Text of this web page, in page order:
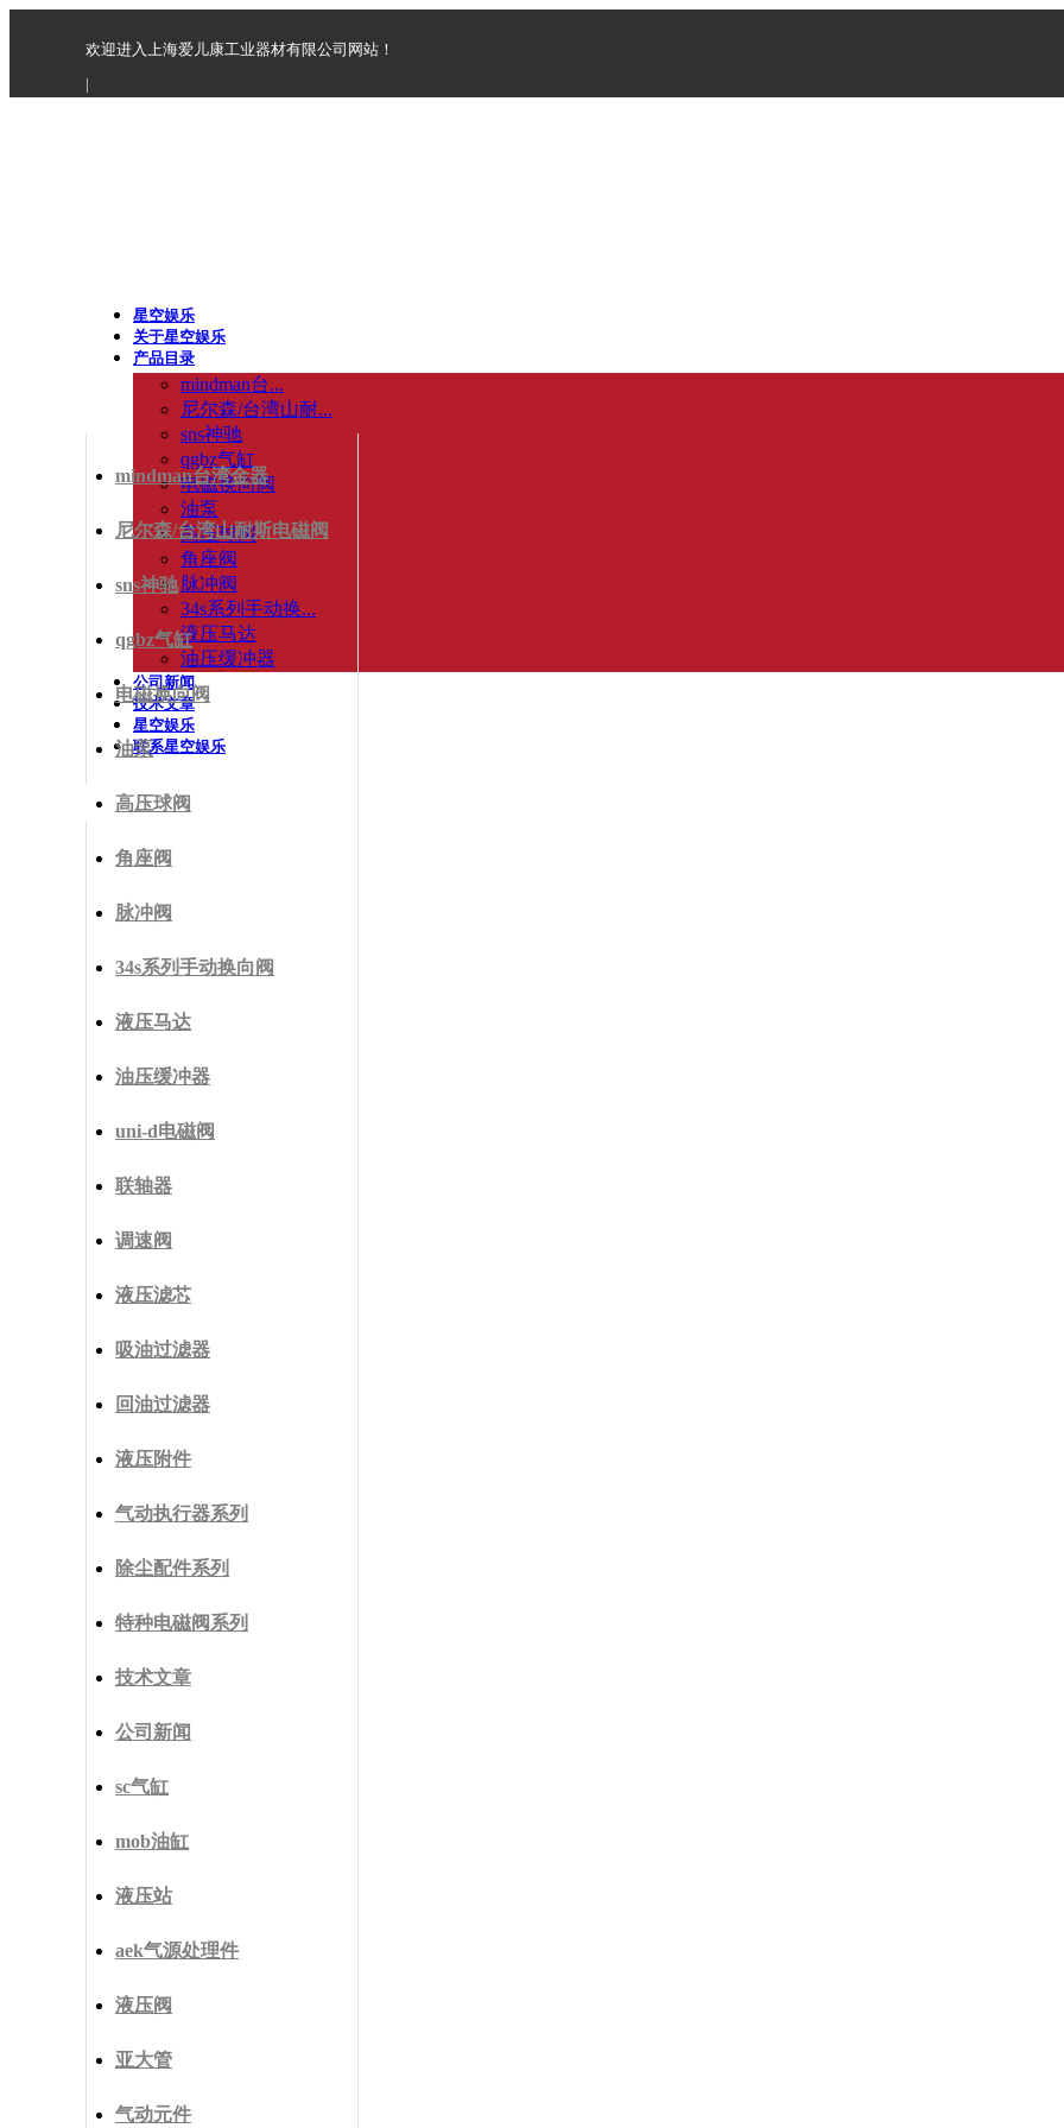
欢迎进入上海爱儿康工业器材有限公司网站！
|
星空娱乐
关于星空娱乐
产品目录
mindman台...
尼尔森/台湾山耐...
sns神驰
qgbz气缸
电磁换向阀
油泵
高压球阀
角座阀
脉冲阀
34s系列手动换...
液压马达
油压缓冲器
公司新闻
技术文章
星空娱乐
联系星空娱乐
mindman台湾金器
尼尔森/台湾山耐斯电磁阀
sns神驰
qgbz气缸
电磁换向阀
油泵
高压球阀
角座阀
脉冲阀
34s系列手动换向阀
液压马达
油压缓冲器
uni-d电磁阀
联轴器
调速阀
液压滤芯
吸油过滤器
回油过滤器
液压附件
气动执行器系列
除尘配件系列
特种电磁阀系列
技术文章
公司新闻
sc气缸
mob油缸
液压站
aek气源处理件
液压阀
亚大管
气动元件